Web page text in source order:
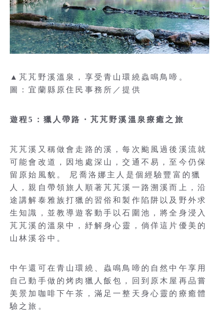
▲芃芃野溪溫泉，享受青山環繞蟲鳴鳥啼。
圖：宜蘭縣原住民事務所／提供
遊程5：獵人帶路・芃芃野溪溫泉療癒之旅
芃芃溪又稱做會走路的溪，每次颱風過後溪流就
可能會改道，因地處深山，交通不易，至今仍保
留原始風貌。 尼喬洛娜主人是個經驗豐富的獵
人，親自帶領旅人順著芃芃溪一路溯溪而上，沿
途講解泰雅族打獵的習俗和製作陷阱以及野外求
生知識，並教導遊客動手以石圍池，將全身浸入
芃芃溪的溫泉中，紓解身心靈，倘佯這片優美的
山林溪谷中。
中午還可在青山環繞、蟲鳴鳥啼的自然中午享用
自己動手做的烤肉獵人飯包，回到原木屋再品嘗
美景加咖啡下午茶，滿足一整天身心靈的療癒體
驗之旅。